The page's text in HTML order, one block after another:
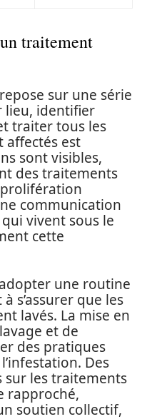
traitement
sur une série
lieu, identifier
traiter tous les
affectés est
sont visibles,
des traitements
communication
vivent sous le
cette
une routine
s’assurer que les
lavés. La mise en
et de
des pratiques
Des
sur les traitements
rapproché,
soutien collectif,